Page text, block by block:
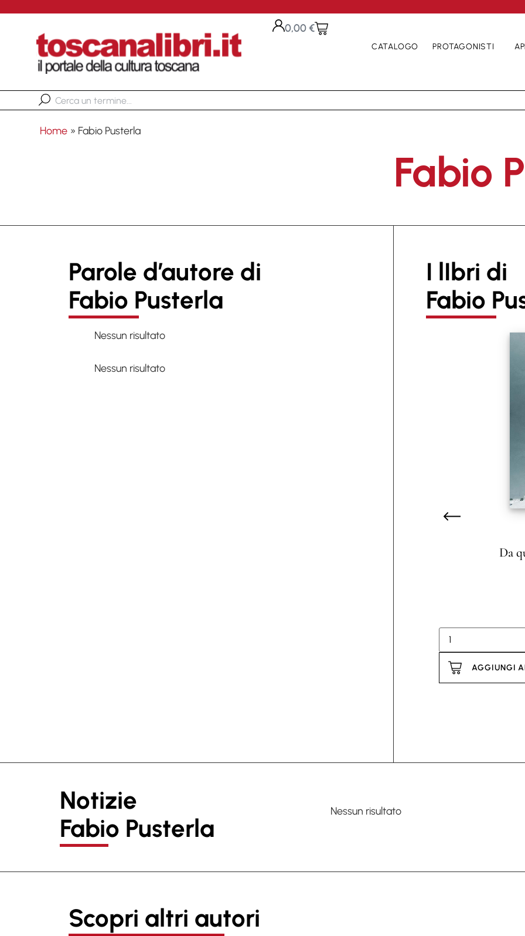
0,00€
CATALOGO PROTAGONISTI
Home » Fabio Pusterla
Fabio
Parole d’autore di
Fabio Pusterla
Nessun risultato
Nessun risultato
I lIbri di
Fabio
Da
AGGIUNGI
Notizie
Fabio Pusterla
Nessun risultato
Scopri altri autori